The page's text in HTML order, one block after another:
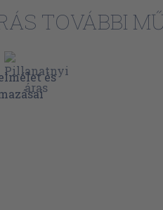
TOVÁBBI